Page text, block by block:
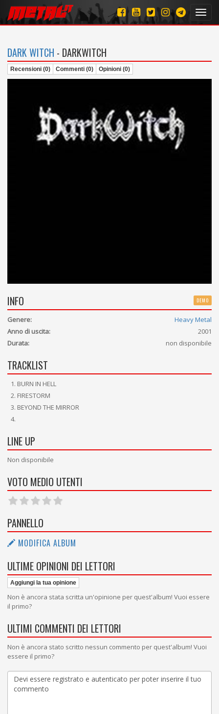
DARK WITCH - DARKWITCH
Recensioni (0) Commenti (0) Opinioni (0)
INFO DEMO
Genere:
Heavy Metal
Anno di uscita:
2001
Durata:
non disponibile
TRACKLIST
BURN IN HELL
FIRESTORM
BEYOND THE MIRROR
LINE UP
Non disponibile
VOTO MEDIO UTENTI
PANNELLO
MODIFICA ALBUM
ULTIME OPINIONI DEI LETTORI
Aggiungi la tua opinione
Non è ancora stata scritta un'opinione per quest'album! Vuoi essere
il primo?
ULTIMI COMMENTI DEI LETTORI
Non è ancora stato scritto nessun commento per quest'album! Vuoi
essere il primo?